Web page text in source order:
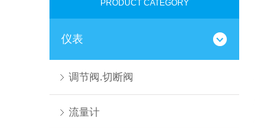
PRODUCT CATEGORY
仪表
调节阀.切断阀
流量计